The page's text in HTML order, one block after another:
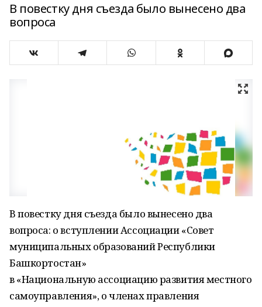
В повестку дня съезда было вынесено два
вопроса
В повестку дня съезда было вынесено два
вопроса: о вступлении Ассоциации «Совет
муниципальных образований Республики
Башкортостан»
в «Национальную ассоциацию развития местного
самоуправления», о членах правления